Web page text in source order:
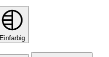
Einfarbig